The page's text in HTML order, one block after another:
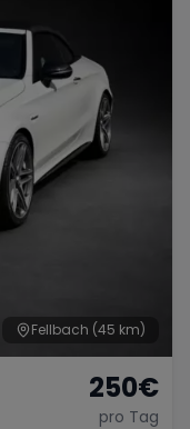
Fellbach (45 km)
250€
pro Tag